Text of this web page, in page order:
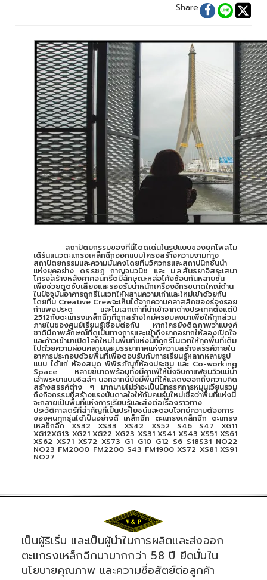
Share
สถาปัตยกรรมของที่นี่โดดเด่นในรูปแบบของยุคโพสโม
เดิร์นแนวตะแกรงเหล็กฉีกออกแบบโครงสร้างความงามทาง
สถาปัตยกรรมและความมั่นคงโดยทีมวิศวกรและสถาปนิกชั้นนำ
แห่งยุคอย่าง ดร.รชฎ กาญจนวนิช และ ม.ล.สันธยาอิสระเสนา
โครงสร้างหลังคาคอนกรีตมีลักษณะหล่อโค้งซ้อนกันหลายชั้น
เพื่อช่วยดูดซับเสียงและรองรับน้ำหนักเครื่องจักรขนาดใหญ่ด้าน
ในปัจจุบันอาคารถูกรีโนเวทให้ผสานความเก่าและใหม่เข้าด้วยกัน
โดยทีม Creative Crewจะเห็นได้จากความคลาสสิกของร่องรอย
กำแพงประตู และโมเสกเก่าที่นำเข้าจากต่างประเทศตั้งแต่ปี
2512กับตะแกรงเหล็กฉีกที่ถูกสร้างใหม่ครอบลงมาเพื่อให้ทุกส่วน
ภายในของศูนย์เรียนรู้เชื่อมต่อกัน หากใครยังติดภาพว่าแบงค์
ชาติมีภาพลักษณ์ที่ดูเป็นทางการและเข้าถึงยากอยากให้ลองเปิดใจ
และก้าวเข้ามาเปิดโลกใหม่ในพื้นที่แห่งนี้ที่ถูกรีโนเวทให้ทุกพื้นที่เต็ม
ไปด้วยความผ่อนคลายและบรรยากาศแห่งความสร้างสรรค์ภายใน
อาคารประกอบด้วยพื้นที่เพื่อตอบรับกับการเรียนรู้หลากหลายรูป
แบบ ได้แก่ ห้องสมุด พิพิธภัณฑ์ห้องประชุม และ Co-working
Space หลายขนาดพร้อมทั้งมีคาเฟ่ให้นั่งจิบกาแฟชมวิวแม่น้ำ
เจ้าพระยาแบบชิลล์ๆ นอกจากนี้ยังมีพื้นที่ให้แสดงออกถึงความคิด
สร้างสรรค์ต่าง ๆ มากมายไม่ว่าจะเป็นนิทรรศการหมุนเวียนรวม
ถึงกิจกรรมที่สร้างแรงบันดาลใจให้กับคนรุ่นใหม่เชื่อว่าพื้นที่แห่งนี้
จะกลายเป็นพื้นที่แห่งการเรียนรู้และส่งต่อเรื่องราวทาง
ประวัติศาสตร์ที่สำคัญที่เป็นประโยชน์และตอบโจทย์ความต้องการ
ของคนทุกรุ่นได้เป็นอย่างดี เหล็กฉีก ตะแกรงเหล็กฉีก ตะแกรง
เหลฃ็กฉีก XS32 XS33 XS42 XS52 S46 S47 XG11
XG12XG13 XG21 XG22 XG23 XS31 XS41 XS43 XS51 XS61
XS62 XS71 XS72 XS73 G1 G10 G12 S6 S18S31 NO22
NO23 FM2000 FM2200 S43 FM1900 XS72 XS81 XS91
NO27
เป็นผู้ริเริ่ม และเป็นผู้นำในการผลิตและส่งออก
ตะแกรงเหล็กฉีกมามากกว่า 58 ปี ยึดมั่นใน
นโยบายคุณภาพ และความซื่อสัตย์ต่อลูกค้า